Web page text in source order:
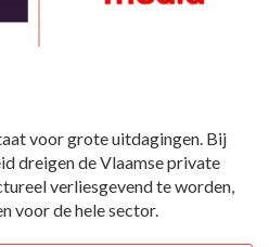
voor grote uitdagingen. Bij
dreigen de Vlaamse private
verliesgevend te worden,
voor de hele sector.